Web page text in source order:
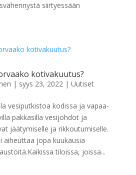
siirtyessään
kotivakuutus?
| syys 23, 2022| Uutiset
vesiputkistoa kodissa ja vapaa-
pakkasilla vesijohdot ja
jäätymiselle ja rikkoutumiselle.
aiheuttaa jopa kuukausia
tiloissa, joissa...